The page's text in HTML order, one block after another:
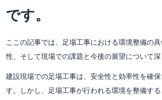
です。
ここの記事では、足場工事における環境整備の
性、そして現場での課題と今後の展望について
建設現場での足場工事は、安全性と効率性を確
す。しかし、足場工事が行われる環境を整備す